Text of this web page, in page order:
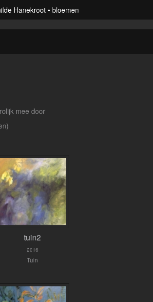
Hanekroot bloemen
mee door
tuin2
2016
Tuin